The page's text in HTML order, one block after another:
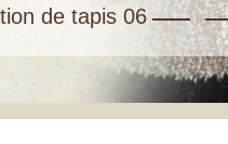
de tapis 06